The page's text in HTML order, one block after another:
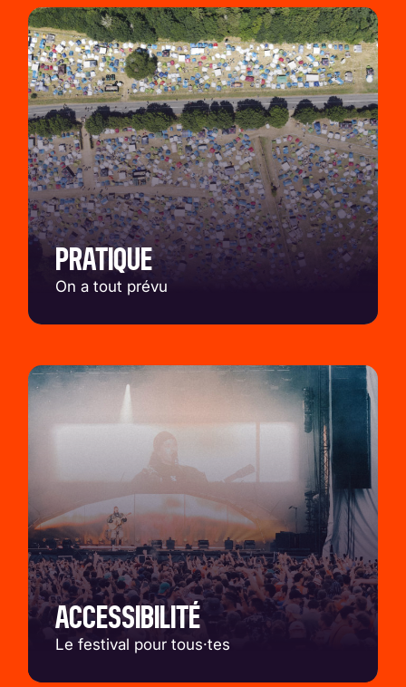
PRATIQUE
On a tout prévu
ACCESSIBILITÉ
Le festival pour tous·tes